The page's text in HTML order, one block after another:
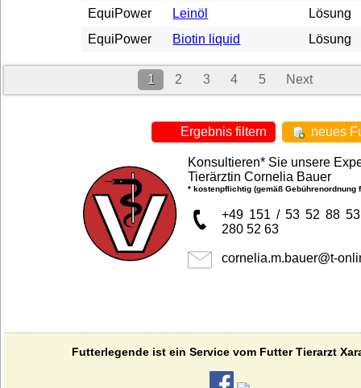
EquiPower
Leinöl
Lösung
EquiPower
Biotin liquid Lösung
1 2 3 4 5 Next
Ergebnis filtern neues
Konsultieren* Sie unsere
Tierärztin Cornelia Bauer
* kostenpflichtig (gemäß Gebührenordnung
+49 151 / 53 52 88
280 52 63
cornelia.m.bauer@t-
Futterlegende ist ein Service vom Futter Tierarzt